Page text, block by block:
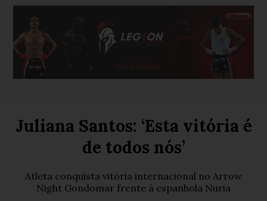
Juliana Santos: ‘Esta vitória é
de todos nós’
Atleta conquista vitória internacional no Arrow
Night Gondomar frente à espanhola Nuria